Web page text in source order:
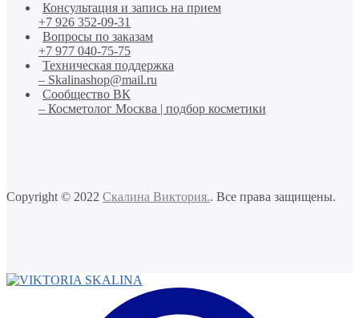
Консультация и запись на прием
+7 926 352-09-31
Вопросы по заказам
+7 977 040-75-75
Техническая поддержка
– Skalinashop@mail.ru
Сообщество ВК
– Косметолог Москва | подбор косметики
Copyright © 2022 Скалина Виктория.. Все права защищены.